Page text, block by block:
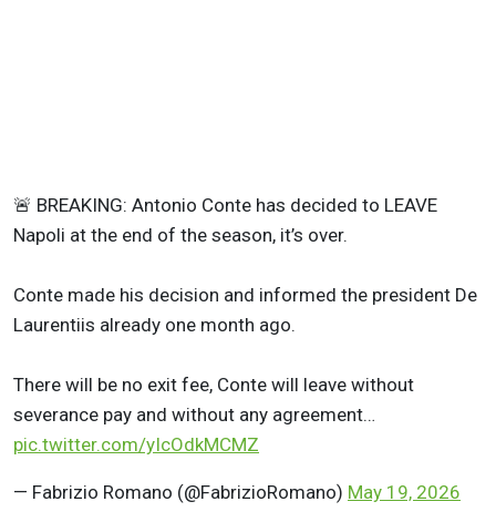
🚨 BREAKING: Antonio Conte has decided to LEAVE
Napoli at the end of the season, it’s over.
Conte made his decision and informed the president De
Laurentiis already one month ago.
There will be no exit fee, Conte will leave without
severance pay and without any agreement…
pic.twitter.com/yIcOdkMCMZ
— Fabrizio Romano (@FabrizioRomano) May 19, 2026